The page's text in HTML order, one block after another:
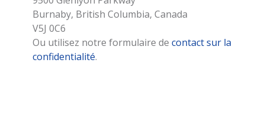
Burnaby, British Columbia, Canada
V5J 0C6
Ou utilisez notre formulaire de contact sur la
confidentialité.